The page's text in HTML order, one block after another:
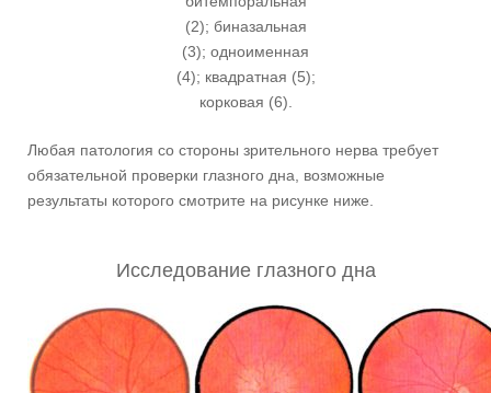
(2); биназальная
(3); одноименная
(4); квадратная (5);
корковая (6).
Любая патология со стороны зрительного нерва требует
обязательной проверки глазного дна, возможные
результаты которого смотрите на рисунке ниже.
Исследование глазного дна